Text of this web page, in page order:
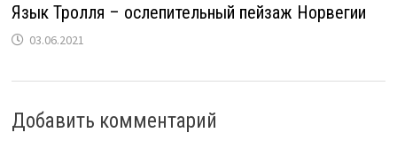
Язык Тролля – ослепительный пейзаж Норвегии
03.06.2021
Добавить комментарий